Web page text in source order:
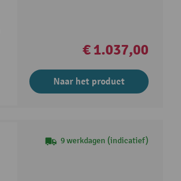
€ 1.037,00
Naar het product
9 werkdagen (indicatief)